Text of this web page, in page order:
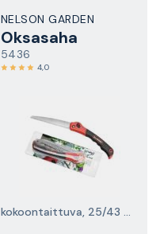
NELSON GARDEN
Oksasaha
5436
4,0
kokoontaittuva, 25/43 cm